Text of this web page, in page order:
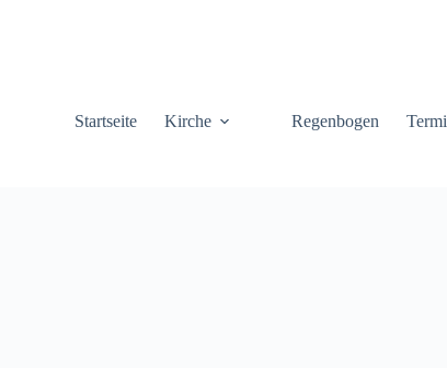
Startseite Kirche Regenbogen